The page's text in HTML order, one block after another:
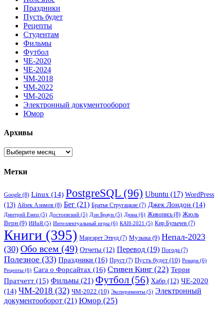
Праздники
Пусть будет
Рецепты
Студентам
Фильмы
Футбол
ЧЕ-2020
ЧЕ-2024
ЧМ-2018
ЧМ-2022
ЧМ-2026
Электронный документооборот
Юмор
Архивы
Архивы
Метки
Google (8) Linux (14) PostgreSQL (96) Ubuntu (17) WordPress
(13) Айзек Азимов (8) Бег (21) Братья Стругацкие (7) Джек Лондон (14)
Дмитрий Емец (5) Достоевский (5) Дэн Браун (5) Дюна (6) Живопись (8) Жюль
Верн (9) ИИиЯ (5) Интеллектуальный игры (6) КАН-2021 (5) Кир Булычев (7)
Книги (395) Маргарет Этвуд (7) Музыка (9) Непал-2023
(30) Обо всем (49) Отчеты (12) Перевод (19) Погода (7)
Полезное (33) Праздники (16) Пруст (7) Пусть будет (10) Ремарк (6)
Рецепты (6) Сага о Форсайтах (16) Стивен Кинг (22) Терри
Пратчетт (15) Фильмы (21) Футбол (56) Хабр (12) ЧЕ-2020
(14) ЧМ-2018 (32) ЧМ-2022 (10) Эксперименты (5) Электронный
документооборот (21) Юмор (25)